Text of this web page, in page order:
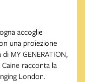
accoglie
una proiezione
MY GENERATION,
racconta la
London.